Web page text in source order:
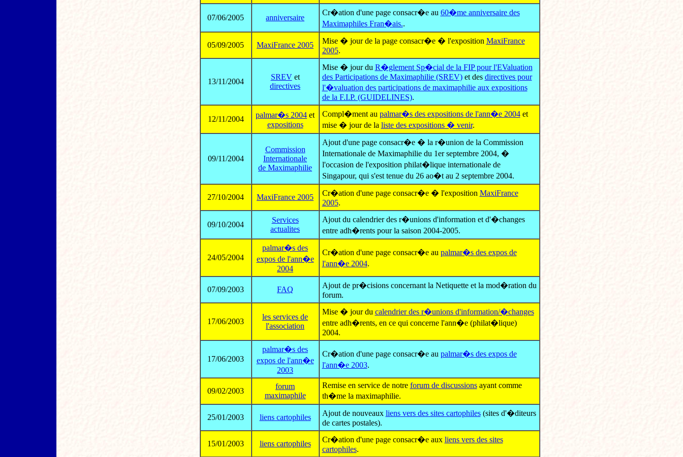
07/06/2005 anniversaire
Cr�ation d'une page consacr�e au 60�me anniversaire des
Maximaphiles Fran�ais..
05/09/2005 MaxiFrance 2005 Mise � jour de la page consacr�e � l'exposition MaxiFrance
2005.
13/11/2004
SREVet
directives
Mise � jour du R�glement Sp�cial de la FIP pour l'EValuation
des Participations de Maximaphilie (SREV)et des directives pour
l'�valuation des participations de maximaphilie aux expositions
de la F.I.P. (GUIDELINES).
12/11/2004 palmar�s 2004 et
expositions
Compl�ment au palmar�s des expositions de l'ann�e 2004et
mise � jour de la liste des expositions � venir.
09/11/2004
Commission
Internationale
de Maximaphilie
Ajout d'une page consacr�e � la r�union de la Commission
Internationale de Maximaphilie du 1er septembre 2004, �
l'occasion de l'exposition philat�lique internationale de
Singapour, qui s'est tenue du 26 ao�t au 2 septembre 2004.
27/10/2004 MaxiFrance 2005 Cr�ation d'une page consacr�e � l'exposition MaxiFrance
2005.
09/10/2004
Services
actualites
Ajout du calendrier des r�unions d'information et d'�changes
entre adh�rents pour la saison 2004-2005.
24/05/2004
palmar�s des
expos de l'ann�e
2004
Cr�ation d'une page consacr�e au palmar�s des expos de
l'ann�e 2004.
07/09/2003 FAQ
Ajout de pr�cisions concernant la Netiquette et la mod�ration du
forum.
17/06/2003
les services de
l'association
Mise � jour du calendrier des r�unions d'information/�changes
entre adh�rents, en ce qui concerne l'ann�e (philat�lique)
2004.
17/06/2003
palmar�s des
expos de l'ann�e
2003
Cr�ation d'une page consacr�e au palmar�s des expos de
l'ann�e 2003.
09/02/2003
forum
maximaphile
Remise en service de notre forum de discussionsayant comme
th�me la maximaphilie.
25/01/2003 liens cartophiles Ajout de nouveaux liens vers des sites cartophiles(sites d'�diteurs
de cartes postales).
15/01/2003 liens cartophiles Cr�ation d'une page consacr�e aux liens vers des sites
cartophiles.